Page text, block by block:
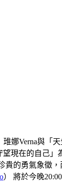
琟娜Verna與「
現在的自己
貴的勇氣象徵
） 將於今晚